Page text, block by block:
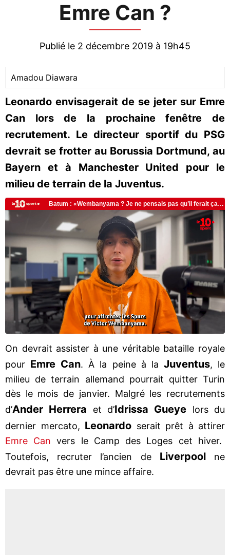
Emre Can ?
Publié le 2 décembre 2019 à 19h45
Amadou Diawara
Leonardo envisagerait de se jeter sur Emre
Can lors de la prochaine fenêtre de
recrutement. Le directeur sportif du PSG
devrait se frotter au Borussia Dortmund, au
Bayern et à Manchester United pour le
milieu de terrain de la Juventus.
On devrait assister à une véritable bataille royale
pour Emre Can. À la peine à la Juventus, le
milieu de terrain allemand pourrait quitter Turin
dès le mois de janvier. Malgré les recrutements
d’Ander Herrera et d’Idrissa Gueye lors du
dernier mercato, Leonardo serait prêt à attirer
Emre Can vers le Camp des Loges cet hiver.
Toutefois, recruter l’ancien deLiverpoolne
devrait pas être une mince affaire.